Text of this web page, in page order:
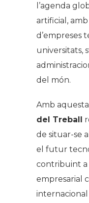
l’agenda
artificial,
d’empreses
universitats,
del món.
Amb
del Treball
de situar-se
el futur
contribuint a
empresarial
internacional